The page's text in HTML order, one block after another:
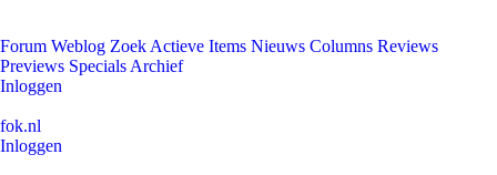
Forum Weblog Zoek Actieve Items Nieuws Columns Reviews
Previews Specials Archief
Inloggen
fok.nl
Inloggen